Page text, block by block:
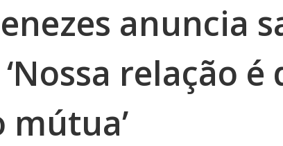
anuncia
relação é